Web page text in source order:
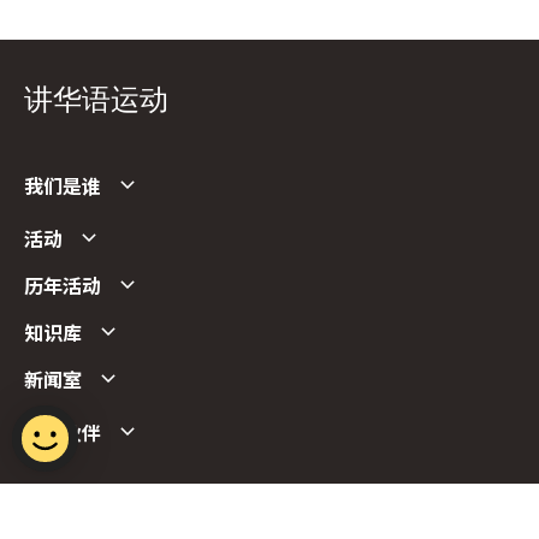
讲华语运动
我们是谁
活动
历年活动
知识库
新闻室
合作伙伴